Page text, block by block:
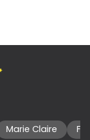
Marie Claire